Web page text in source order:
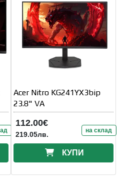
Acer Nitro KG241YX3bip
23.8" VA
112.00€
219.05лв. на склад
КУПИ